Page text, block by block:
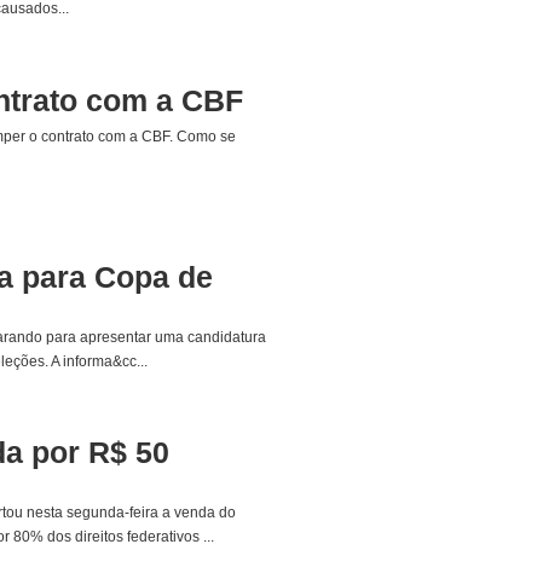
com a CBF
o contrato com a CBF. Como se
para Copa de
para apresentar uma candidatura
A informa&cc...
por R$ 50
nesta segunda-feira a venda do
80% dos direitos federativos ...